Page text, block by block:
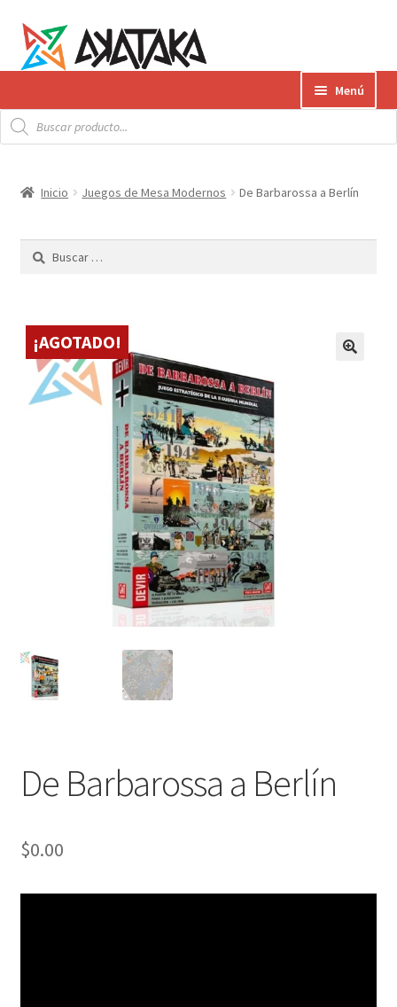
la
navegación
contenido
Menú
Productos
el
hijo
AKATAKA BOOKS
Búsqueda
de
productos
Inicio Juegos de Mesa Modernos De Barbarossa a Berlín
¡AGOTADO!
De Barbarossa a Berlín
$0.00
Buscar: